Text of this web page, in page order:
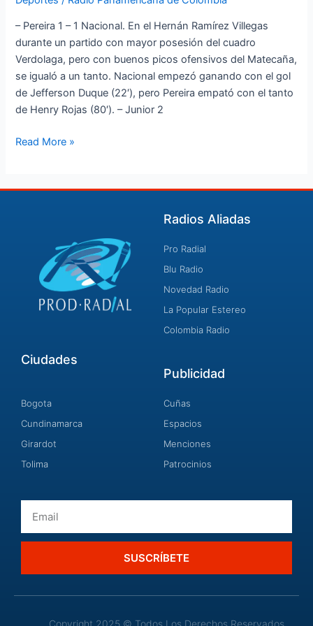
– Pereira 1 – 1 Nacional. En el Hernán Ramírez Villegas
durante un partido con mayor posesión del cuadro
Verdolaga, pero con buenos picos ofensivos del Matecaña,
se igualó a un tanto. Nacional empezó ganando con el gol
de Jefferson Duque (22′), pero Pereira empató con el tanto
de Henry Rojas (80′). – Junior 2
Read More »
Radios Aliadas
Pro Radial
Blu Radio
Novedad Radio
La Popular Estereo
Colombia Radio
Ciudades
Bogota
Cundinamarca
Girardot
Tolima
Publicidad
Cuñas
Espacios
Menciones
Patrocinios
SUSCRÍBETE